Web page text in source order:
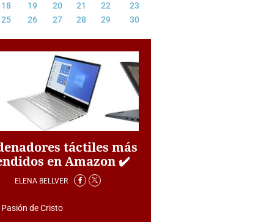
18 19 20 21 22
23
25 26 27 28 29 30
táctiles más
en Amazon ✔️
ELENA BELLVER